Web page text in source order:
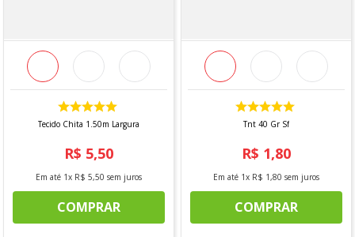
COMPOSIÇÃO:100% Algodão
LARGURA:
1,40m
ORIGEM:Nacional
MARCA: Niazi
INFORMAÇÕES ADICIONAIS
Vendido a cada 1,00 MT onde a medida se refere a um
metro de comprimento pela largura do tecido. Caso seja
solicitado 2 mts, será enviado metragem corrida, sem
Tecido Chita 1.50m Largura
R$ 5,50
Em até 1x R$ 5,50 sem juros
COMPRAR
Tnt 40 Gr Sf
R$ 1,80
Em até 1x R$ 1,80 sem juros
COMPRAR